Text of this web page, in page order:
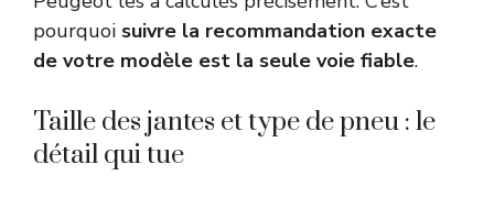
pourquoi suivre la recommandation exacte
de votre modèle est la seule voie fiable.
Taille des jantes et type de pneu : le
détail qui tue